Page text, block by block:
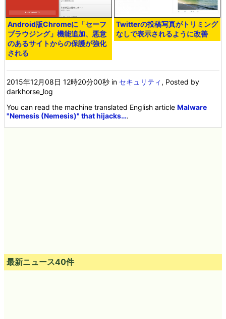
Android版Chromeに「セーフ
ブラウジング」機能追加、悪意
のあるサイトからの保護が強化
される
Twitterの投稿写真がトリミング
なしで表示されるように改善
2015年12月08日 12時20分00秒 in セキュリティ , Posted by
darkhorse_log
You can read the machine translated English articleMalware
"Nemesis (Nemesis)" that hijacks….
最新ニュース40件